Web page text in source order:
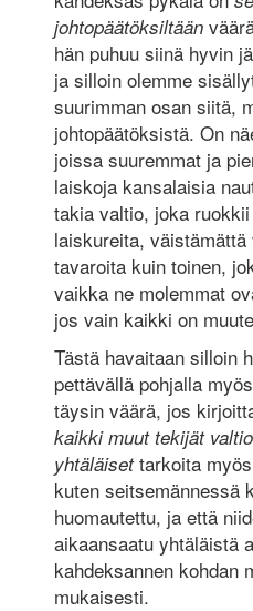
johtopäätöksiltään
hän puhuu siinä hyvin
ja silloin olemme
suurimman osan siitä,
johtopäätöksistä. On
joissa suuremmat ja
laiskoja kansalaisia
takia valtio, joka
laiskureita,
tavaroita kuin toinen,
vaikka ne molemmat
jos vain kaikki on
Tästä havaitaan silloin
pettävällä pohjalla
täysin väärä, jos
kaikki muut tekijät
yhtäläisettarkoita
kuten seitsemännessä
huomautettu, ja että
aikaansaatu yhtäläistä
kahdeksannen kohdan
mukaisesti.